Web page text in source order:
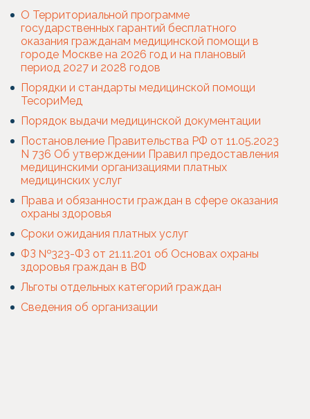
О Территориальной программе
государственных гарантий бесплатного
оказания гражданам медицинской помощи в
городе Москве на 2026 год и на плановый
период 2027 и 2028 годов
Порядки и стандарты медицинской помощи
ТесориМед
Порядок выдачи медицинской документации
Постановление Правительства РФ от 11.05.2023
N 736 Об утверждении Правил предоставления
медицинскими организациями платных
медицинских услуг
Права и обязанности граждан в сфере оказания
охраны здоровья
Сроки ожидания платных услуг
ФЗ №323-ФЗ от 21.11.201 об Основах охраны
здоровья граждан в ВФ
Льготы отдельных категорий граждан
Сведения об организации